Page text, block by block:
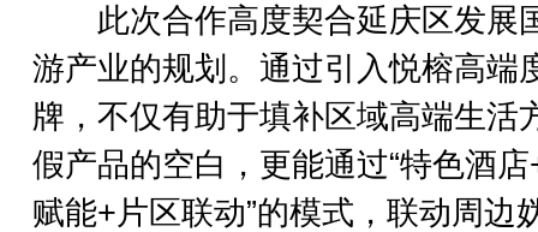
此次合作高度契合延庆区发展
游产业的规划。通过引入悦榕高端
牌，不仅有助于填补区域高端生活
假产品的空白，更能通过“特色酒
赋能+片区联动”的模式，联动周边